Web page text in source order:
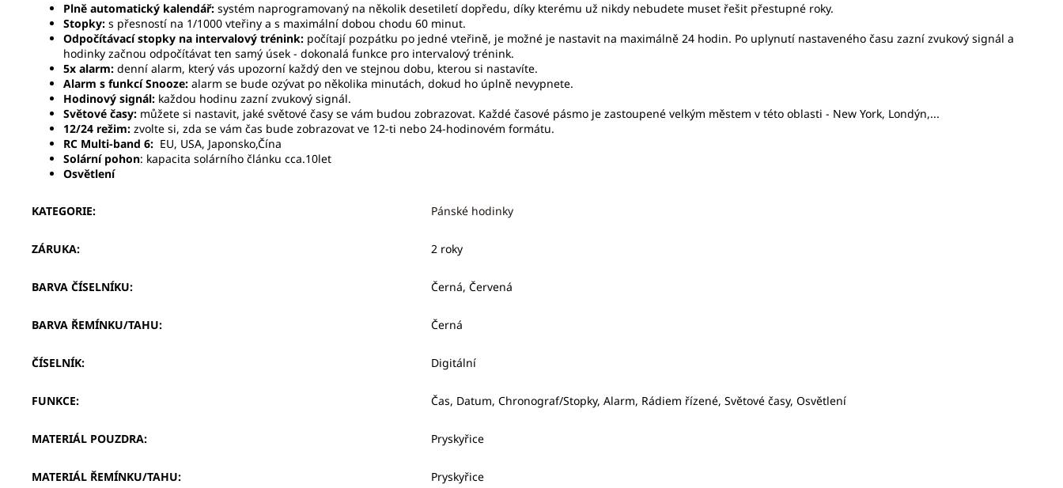
Plně automatický kalendář: systém naprogramovaný na několik desetiletí dopředu, díky kterému už nikdy nebudete muset řešit přestupné roky.
Stopky: s přesností na 1/1000 vteřiny a s maximální dobou chodu 60 minut.
Odpočítávací stopky na intervalový trénink: počítají pozpátku po jedné vteřině, je možné je nastavit na maximálně 24 hodin. Po uplynutí nastaveného času zazní zvukový signál a
hodinky začnou odpočítávat ten samý úsek - dokonalá funkce pro intervalový trénink.
5x alarm: denní alarm, který vás upozorní každý den ve stejnou dobu, kterou si nastavíte.
Alarm s funkcí Snooze: alarm se bude ozývat po několika minutách, dokud ho úplně nevypnete.
Hodinový signál: každou hodinu zazní zvukový signál.
Světové časy: můžete si nastavit, jaké světové časy se vám budou zobrazovat. Každé časové pásmo je zastoupené velkým městem v této oblasti - New York, Londýn,...
12/24 režim: zvolte si, zda se vám čas bude zobrazovat ve 12-ti nebo 24-hodinovém formátu.
RC Multi-band 6: EU, USA, Japonsko,Čína
Solární pohon: kapacita solárního článku cca.10let
Osvětlení
KATEGORIE: Pánské hodinky
ZÁRUKA: 2 roky
BARVA ČÍSELNÍKU: Černá, Červená
BARVA ŘEMÍNKU/TAHU: Černá
ČÍSELNÍK: Digitální
FUNKCE: Čas, Datum, Chronograf/Stopky, Alarm, Rádiem řízené, Světové časy, Osvětlení
MATERIÁL POUZDRA: Pryskyřice
MATERIÁL ŘEMÍNKU/TAHU: Pryskyřice